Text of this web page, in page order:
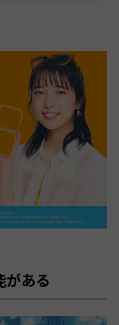
がある